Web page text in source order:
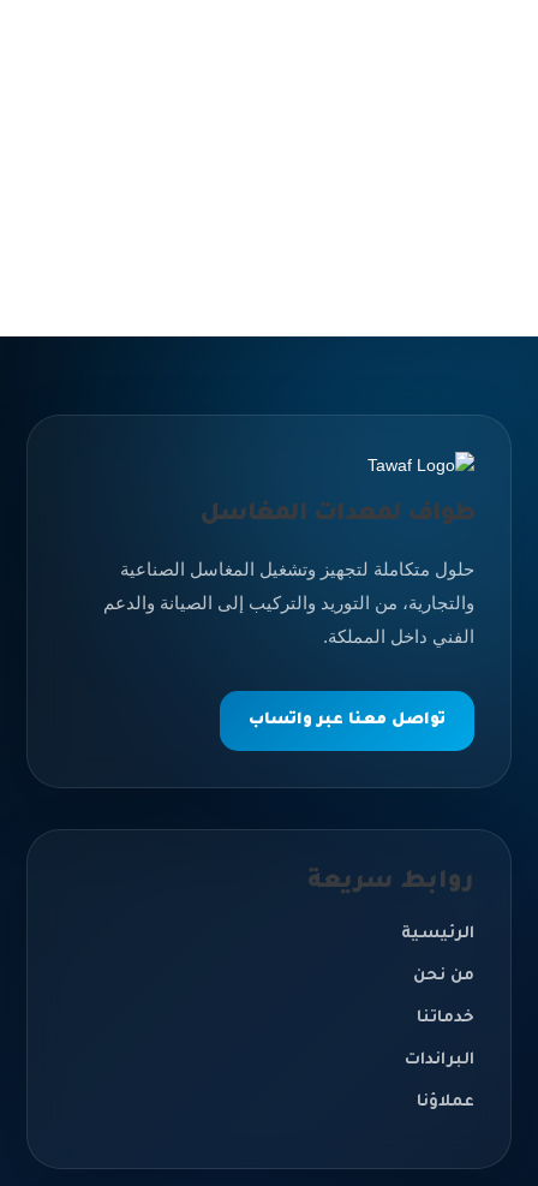
طواف لمعدات المغاسل
حلول متكاملة لتجهيز وتشغيل المغاسل الصناعية
والتجارية، من التوريد والتركيب إلى الصيانة والدعم
الفني داخل المملكة.
تواصل معنا عبر واتساب
روابط سريعة
الرئيسية
من نحن
خدماتنا
البراندات
عملاؤنا